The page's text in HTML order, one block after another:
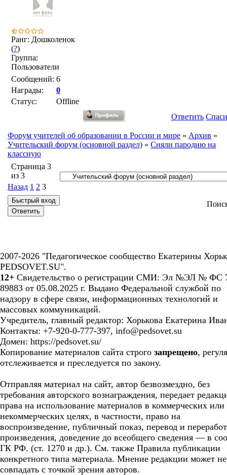
Ранг: Дошколенок
(?)
Группа:
Пользователи
Сообщений: 6
Награды:
0
Статус:
Offline
Ответить
Форум учителей об образовании в России и мире » Архив »
Учительский форум (основной раздел) » Сняли пародию на
классную
Страница 3
из 3
Назад 1 2 3
2007-2026 "Педагогическое сообщество Екатерины
PEDSOVET.SU".
12+ Свидетельство о регистрации СМИ: Эл №ЭЛ № ФС
89883 от 05.08.2025 г. Выдано Федеральной службой по
надзору в сфере связи, информационных технологий и
массовых коммуникаций.
Учредитель, главный редактор: Хорькова Екатерина
Контакты: +7-920-0-777-397, info@pedsovet.su
Домен: https://pedsovet.su/
Копирование материалов сайта строго запрещено,
отслеживается и преследуется по закону.
Отправляя материал на сайт, автор безвозмездно, без
требования авторского вознаграждения, передает
права на использование материалов в коммерческих или
некоммерческих целях, в частности, право на
воспроизведение, публичный показ, перевод и
произведения, доведение до всеобщего сведения — в
ГК РФ. (ст. 1270 и др.). См. также Правила публикации
конкретного типа материала. Мнение редакции может не
совпадать с точкой зрения авторов.